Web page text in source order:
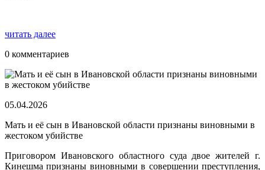
читать далее
0 комментариев
05.04.2026
Мать и её сын в Ивановской области признаны виновными в
жестоком убийстве
Приговором Ивановского областного суда двое жителей г.
Кинешма признаны виновными в совершении преступления,